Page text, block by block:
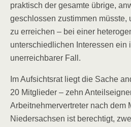
praktisch der gesamte übrige,
geschlossen zustimmen müsste,
zu erreichen – bei einer
unterschiedlichen Interessen ein
unerreichbarer Fall.
Im Aufsichtsrat liegt die Sache
20 Mitglieder – zehn
Arbeitnehmervertreter nach dem
Niedersachsen ist berechtigt,